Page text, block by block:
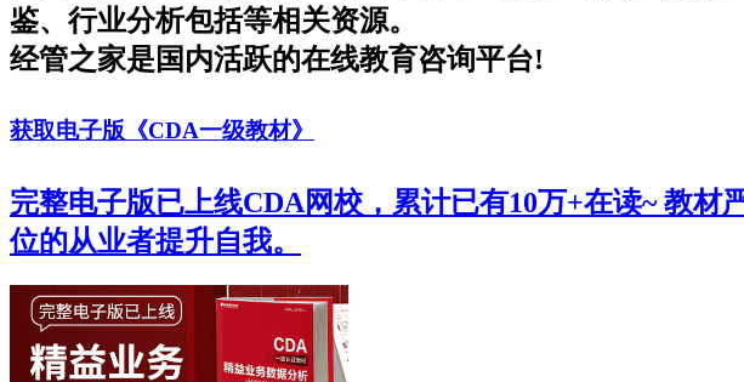
鉴、行业分析包括等相关资源。
经管之家是国内活跃的在线教育咨询平台!
获取电子版《CDA一级教材》
完整电子版已上线CDA网校，累计已有10万+在读~ 教
位的从业者提升自我。